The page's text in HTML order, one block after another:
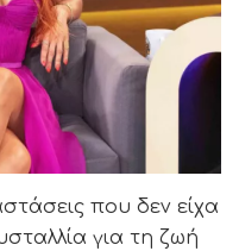
που δεν είχα
για τη ζωή